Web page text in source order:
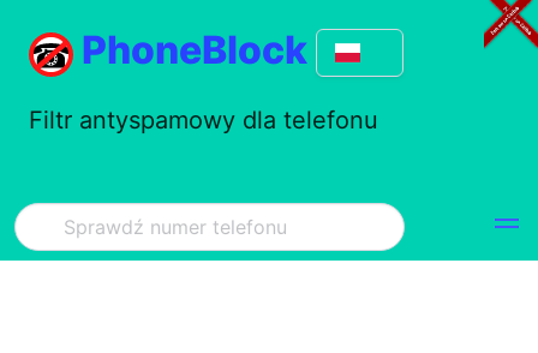
PhoneBlock
Filtr antyspamowy dla telefonu